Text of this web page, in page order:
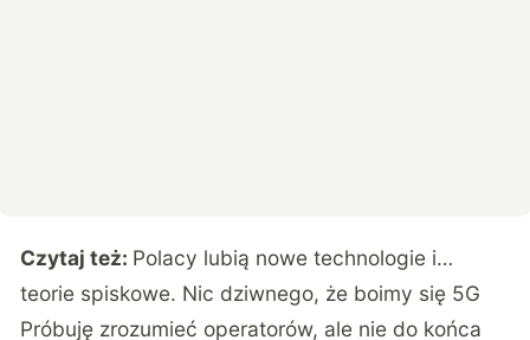
Czytaj też: Polacy lubią nowe technologie i…
teorie spiskowe. Nic dziwnego, że boimy się 5G
Próbuję zrozumieć operatorów, ale nie do końca